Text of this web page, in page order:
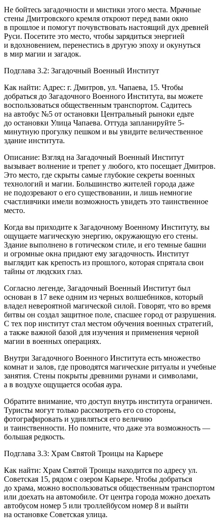
Не бойтесь загадочности и мистики этого места. Мрачные
стены Дмитровского кремля откроют перед вами окно
в прошлое и помогут почувствовать настоящий дух древней
Руси. Посетите это место, чтобы зарядиться энергией
и вдохновением, перенестись в другую эпоху и окунуться
в мир магии и загадок.
Подглава 3.2: Загадочный Военный Институт
Как найти: Адрес: г. Дмитров, ул. Чапаева, 15. Чтобы
добраться до Загадочного Военного Института, вы можете
воспользоваться общественным транспортом. Садитесь
на автобус №5 от остановки Центральный рыноки едьте
до остановки Улица Чапаева. Оттуда запланируйте 5-
минутную прогулку пешком и вы увидите величественное
здание института.
Описание: Взгляд на Загадочный Военный Институт
вызывает волнение и трепет у любого, кто посещает Дмитров.
Это место, где скрыты самые глубокие секреты военных
технологий и магии. Большинство жителей города даже
не подозревают о его существовании, и лишь немногие
счастливчики имели возможность увидеть это таинственное
место.
Когда вы приходите к Загадочному Военному Институту, вы
ощущаете магическую энергию, окружающую его стены.
Здание выполнено в готическом стиле, и его темные башни
и огромные окна придают ему загадочность. Институт
выглядит как крепость из прошлого, которая спрятала свои
тайны от людских глаз.
Согласно легенде, Загадочный Военный Институт был
основан в 17 веке одним из черных волшебников, который
владел невероятной магической силой. Говорят, что во время
битвы он создал защитное поле, спасшее город от разрушения.
С тех пор институт стал местом обучения военных стратегий,
а также важной базой для изучения и применения черной
магии в военных операциях.
Внутри Загадочного Военного Института есть множество
комнат и залов, где проводятся магические ритуалы и учебные
занятия. Стены покрыты древними рунами и символами,
а в воздухе ощущается особая аура.
Обратите внимание, что доступ внутрь института ограничен.
Туристы могут только рассмотреть его со стороны,
фотографировать и удивляться его величию
и таинственности. Но помните, что даже эта возможность —
большая редкость.
Подглава 3.3: Храм Святой Троицы на Карьере
Как найти: Храм Святой Троицы находится по адресу ул.
Советская 15, рядом с озером Карьере. Чтобы добраться
до храма, можно воспользоваться общественным транспортом
или доехать на автомобиле. От центра города можно доехать
автобусом номер 5 или троллейбусом номер 8 и выйти
на остановке Советская улица.